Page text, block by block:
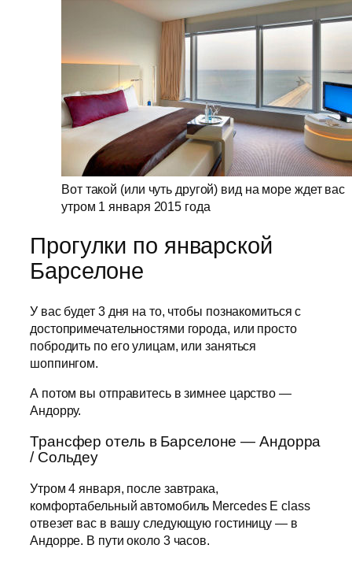
Вот такой (или чуть другой) вид на море ждет вас
утром 1 января 2015 года
Прогулки по январской
Барселоне
У вас будет 3 дня на то, чтобы познакомиться с
достопримечательностями города, или просто
побродить по его улицам, или заняться
шоппингом.
А потом вы отправитесь в зимнее царство —
Андорру.
Трансфер отель в Барселоне — Андорра
/ Сольдеу
Утром 4 января, после завтрака,
комфортабельный автомобиль Mercedes E class
отвезет вас в вашу следующую гостиницу — в
Андорре. В пути около 3 часов.